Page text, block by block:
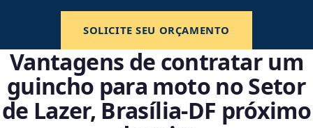
SOLICITE SEU ORÇAMENTO
Vantagens de contratar um
guincho para moto no Setor
de Lazer, Brasília‑DF próximo